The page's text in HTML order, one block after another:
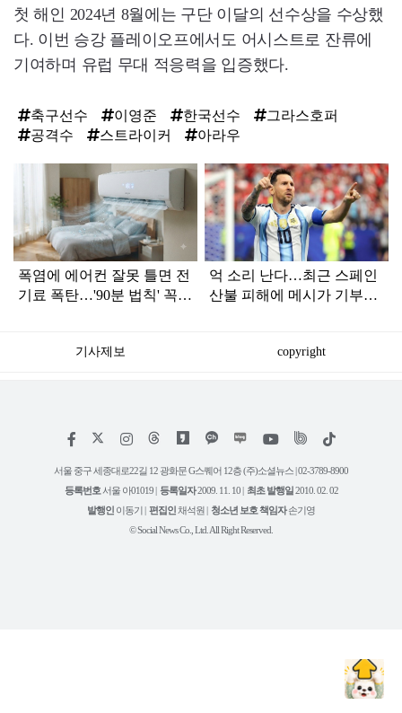
첫 해인 2024년 8월에는 구단 이달의 선수상을 수상했
다. 이번 승강 플레이오프에서도 어시스트로 잔류에
기여하며 유럽 무대 적응력을 입증했다.
축구선수 이영준 한국선수
그라스호퍼
공격수
스트라이커 아라우
라
폭염에 에어컨 잘못 틀면 전
기료 폭탄…'90분 법칙' 꼭
억 소리 난다…최근 스페인
산불 피해에 메시가 기부한
기사제보 copyright
페
스
북
인
타
그
램
위
트
리
유
튜
틱
서울 중구 세종대로22길 12 광화문 G스퀘어 12층 (주)소셜뉴스 | 02-3789-8900
등록번호 서울 아01019 | 등록일자2009. 11. 10 | 최초 발행일2010. 02. 02
발행인 이동기 | 편집인채석원 | 청소년 보호 책임자손기영
© Social News Co., Ltd. All Right Reserved.